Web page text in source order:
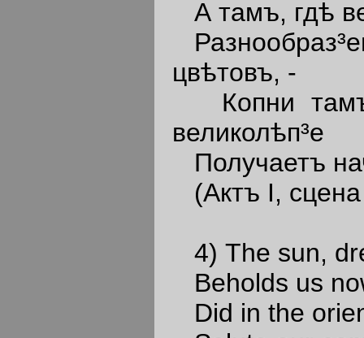
А тамъ, гдѣ
цвѣтовъ, -
Копни
великолѣп³е
Получаетъ
(Актъ I,
4) The sun,
Beholds us
Did in the